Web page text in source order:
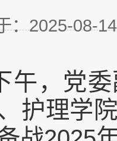
：2025-08-
午，党
护理学